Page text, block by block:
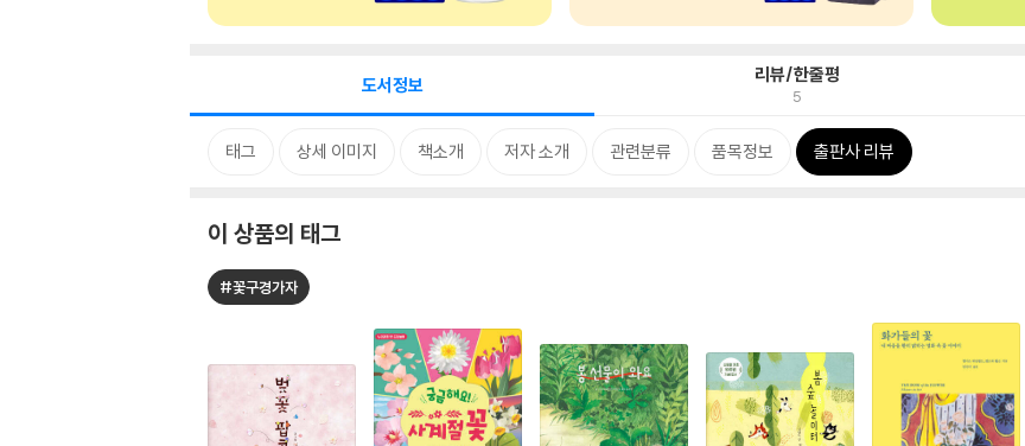
도서정보 리뷰/한줄평
5
태그 상세 이미지 책소개 저자 소개 관련분류 품목정보 출판사 리뷰
이 상품의 태그
#꽃구경가자